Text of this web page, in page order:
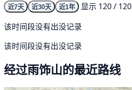
近7天 近30天 近1年
显示 120 / 120
该时间段没有出没记录
该时间段没有出没记录
经过雨饰山的最近路线